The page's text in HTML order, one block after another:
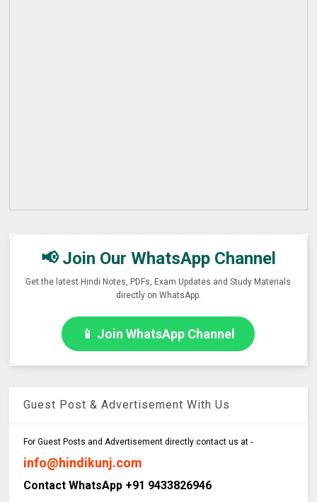
📢 Join Our WhatsApp Channel
Get the latest Hindi Notes, PDFs, Exam Updates and Study Materials
directly on WhatsApp.
📱 Join WhatsApp Channel
Guest Post & Advertisement With Us
For Guest Posts and Advertisement directly contact us at -
info@hindikunj.com
Contact WhatsApp +91 9433826946